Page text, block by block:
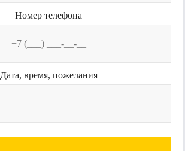
Номер телефона
Дата, время, пожелания